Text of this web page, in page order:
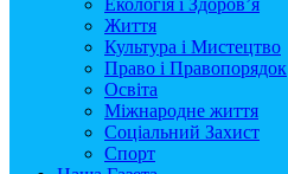
Екологія і Здоров’я
Життя
Культура і Мистецтво
Право і Правопорядок
Освіта
Міжнародне життя
Соціальний Захист
Спорт